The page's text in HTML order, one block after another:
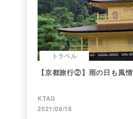
トラベル
【京都旅行②】雨の日も風
KTAG
2021/08/18